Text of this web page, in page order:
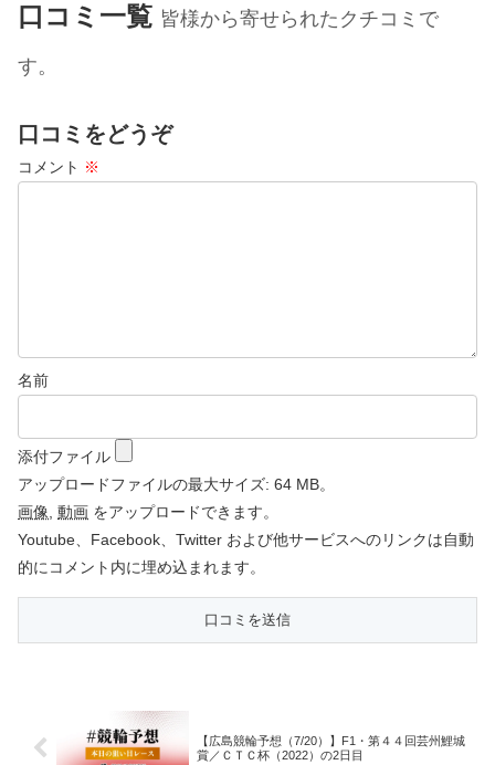
口コミ一覧 皆様から寄せられたクチコミで
す。
口コミをどうぞ
コメント ※
名前
添付ファイル
アップロードファイルの最大サイズ: 64 MB。
画像, 動画 をアップロードできます。
Youtube、Facebook、Twitter および他サービスへのリンクは自動
的にコメント内に埋め込まれます。
【広島競輪予想（7/20）】F1・第４４回芸州鯉城
賞／ＣＴＣ杯（2022）の2日目